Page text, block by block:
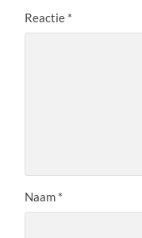
Reactie *
Naam *